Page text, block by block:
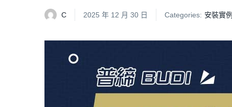
C 2025 年 12 月 30 日 Categories: 安裝實例